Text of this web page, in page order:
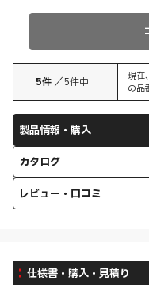
5件 ／5件中
現在
の品
製品情報・購入
カタログ
レビュー・口コミ
仕様書・購入・見積り